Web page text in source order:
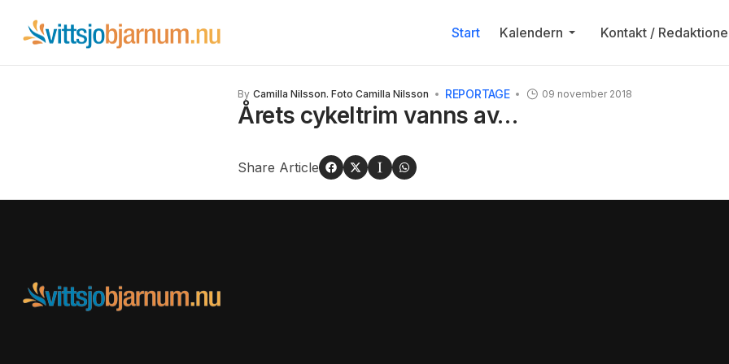
Start Kalendern Kontakt /
By Camilla Nilsson. Foto Camilla Nilsson REPORTAGE 09 november 2018
Årets cykeltrim vanns av…
Share Article